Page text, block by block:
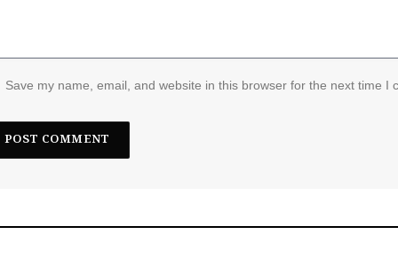
Save my name, email, and website in this browser for the next time I